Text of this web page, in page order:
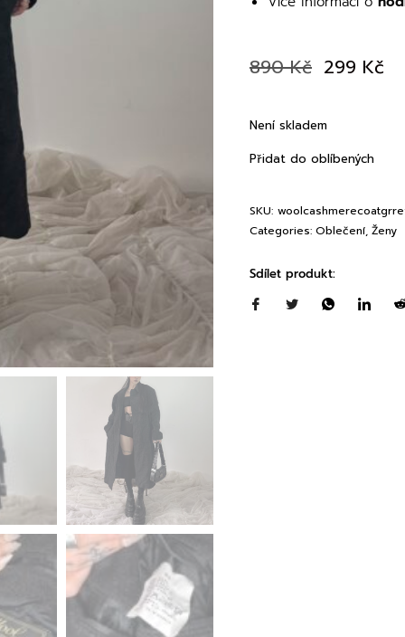
890Kč 299 Kč
Není skladem
Přidat do oblíbených
SKU:
Categories: Oblečení, Ženy
Sdílet produkt: